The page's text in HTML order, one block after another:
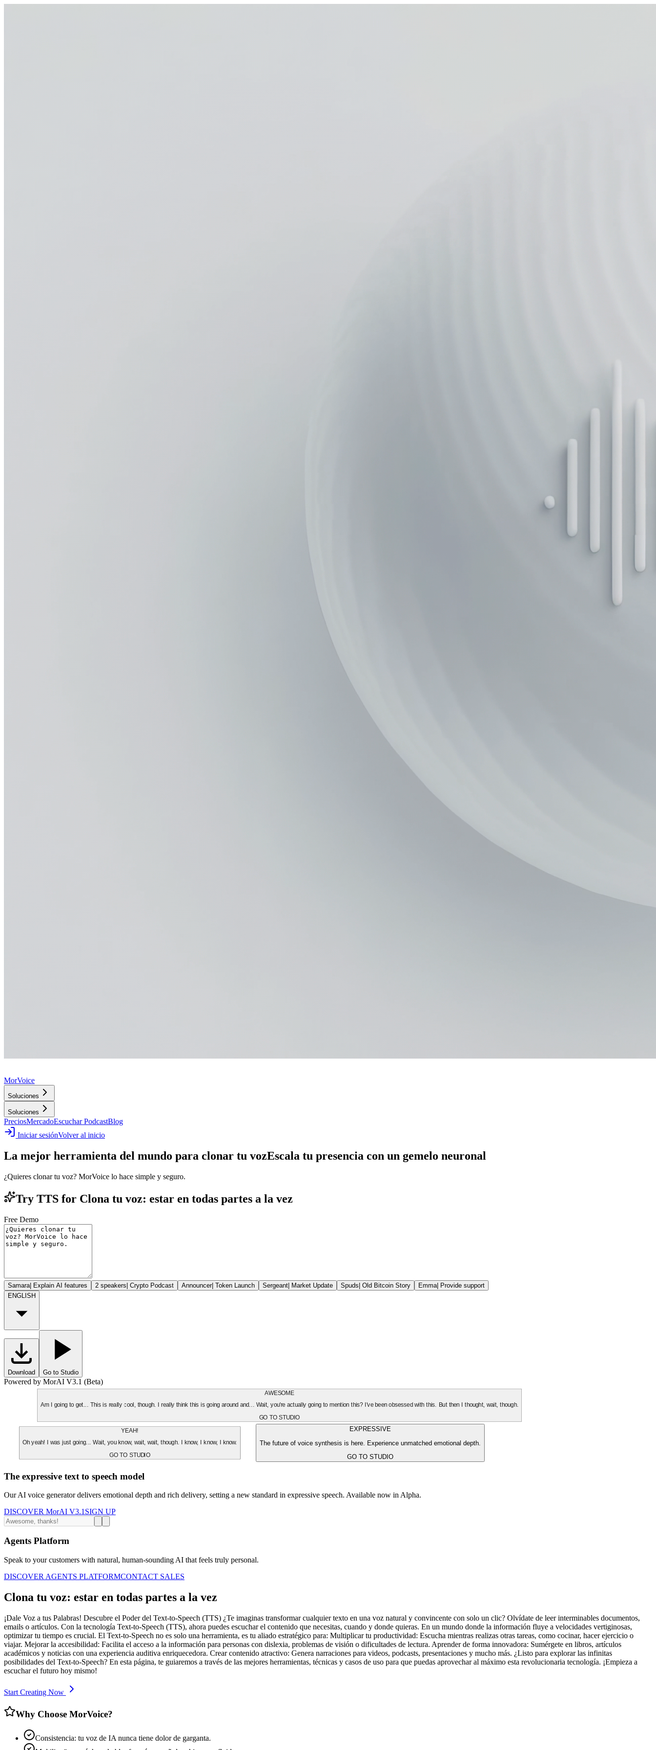
MorVoice
Soluciones
Soluciones
PreciosMercadoEscuchar PodcastBlog
Iniciar sesiónVolver al inicio
La mejor herramienta del mundo para clonar tu vozEscala tu presencia con un gemelo neuronal
¿Quieres clonar tu voz? MorVoice lo hace simple y seguro.
Try TTS for Clona tu voz: estar en todas partes a la vez
Free Demo
Samara| Explain AI features 2 speakers| Crypto Podcast Announcer| Token Launch Sergeant| Market Update Spuds| Old Bitcoin Story Emma| Provide support
ENGLISH
Download Go to Studio
Powered by MorAI V3.1 (Beta)
AWESOME
Am I going to get... This is really cool, though. I really think this is going around and... Wait, you're actually going to mention this? I've been obsessed with this. But then I thought, wait, though.
GO TO STUDIO
YEAH!
Oh yeah! I was just going... Wait, you know, wait, wait, though. I know, I know, I know.
GO TO STUDIO
EXPRESSIVE
The future of voice synthesis is here. Experience unmatched emotional depth.
GO TO STUDIO
The expressive text to speech model
Our AI voice generator delivers emotional depth and rich delivery, setting a new standard in expressive speech. Available now in Alpha.
DISCOVER MorAI V3.1 SIGN UP
Agents Platform
Speak to your customers with natural, human-sounding AI that feels truly personal.
DISCOVER AGENTS PLATFORMCONTACT SALES
Clona tu voz: estar en todas partes a la vez
¡Dale Voz a tus Palabras! Descubre el Poder del Text-to-Speech (TTS) ¿Te imaginas transformar cualquier texto en una voz natural y convincente con solo un clic? Olvídate de leer interminables documentos,
emails o artículos. Con la tecnología Text-to-Speech (TTS), ahora puedes escuchar el contenido que necesitas, cuando y donde quieras. En un mundo donde la información fluye a velocidades vertiginosas,
optimizar tu tiempo es crucial. El Text-to-Speech no es solo una herramienta, es tu aliado estratégico para: Multiplicar tu productividad: Escucha mientras realizas otras tareas, como cocinar, hacer ejercicio o
viajar. Mejorar la accesibilidad: Facilita el acceso a la información para personas con dislexia, problemas de visión o dificultades de lectura. Aprender de forma innovadora: Sumérgete en libros, artículos
académicos y noticias con una experiencia auditiva enriquecedora. Crear contenido atractivo: Genera narraciones para videos, podcasts, presentaciones y mucho más. ¿Listo para explorar las infinitas
posibilidades del Text-to-Speech? En esta página, te guiaremos a través de las mejores herramientas, técnicas y casos de uso para que puedas aprovechar al máximo esta revolucionaria tecnología. ¡Empieza a
escuchar el futuro hoy mismo!
Start Creating Now
Why Choose MorVoice?
Consistencia: tu voz de IA nunca tiene dolor de garganta.